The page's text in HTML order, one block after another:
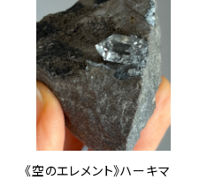
《空のエレメント》ハーキマ